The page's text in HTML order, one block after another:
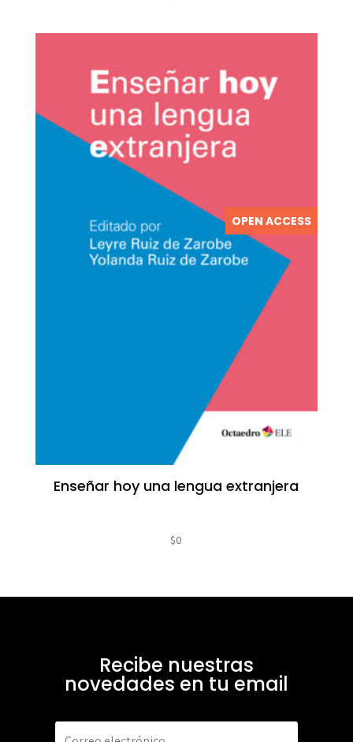
OPEN ACCESS
Enseñar hoy una lengua extranjera
$0
Recibe nuestras
novedades en tu email